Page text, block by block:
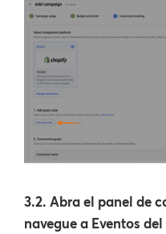
3.2. Abra el panel de
navegue a Eventos